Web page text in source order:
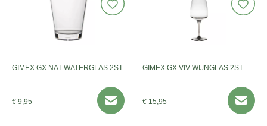
GIMEX GX NAT WATERGLAS 2ST
€ 9,95
GIMEX GX VIV WIJNGLAS 2ST
€ 15,95